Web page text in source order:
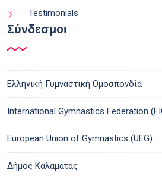
Testimonials
Σύνδεσμοι
Ελληνική Γυμναστική Ομοσπονδία
International Gymnastics Federation
European Union of Gymnastics (UEG)
Δήμος Καλαμάτας